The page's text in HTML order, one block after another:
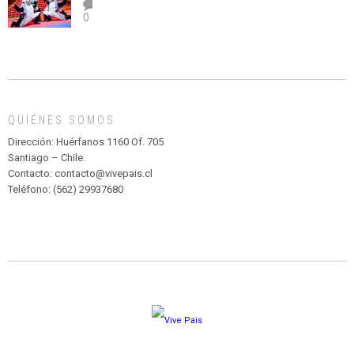
el
abuso”
TEATRO
Y
MADAGASCAR
PARQUE
HURATDO
0
QUIÉNES SOMOS
Dirección: Huérfanos 1160 Of. 705
Santiago – Chile.
Contacto: contacto@vivepais.cl
Teléfono: (562) 29937680